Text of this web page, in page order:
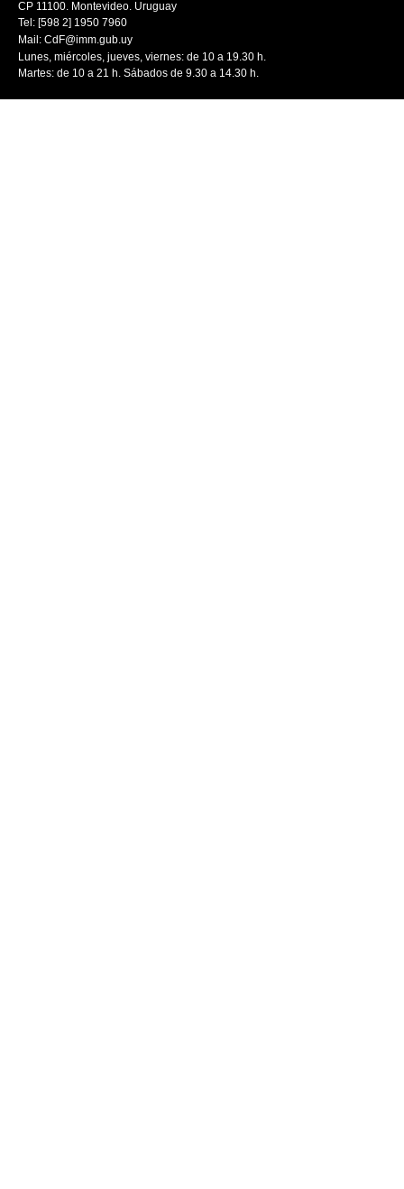
CP 11100. Montevideo. Uruguay
Tel: [598 2] 1950 7960
Mail: CdF@imm.gub.uy
Lunes, miércoles, jueves, viernes: de 10 a 19.30 h.
Martes: de 10 a 21 h. Sábados de 9.30 a 14.30 h.